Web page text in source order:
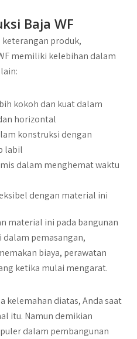
Baja WF
produk,
memiliki kelebihan dalam
kokoh dan kuat dalam
horizontal
konstruksi dengan
labil
dalam menghemat waktu
dengan material ini
material ini pada bangunan
pemasangan,
biaya, perawatan
ketika mulai mengarat.
kelemahan diatas, Anda saat
itu. Namun demikian
dalam pembangunan